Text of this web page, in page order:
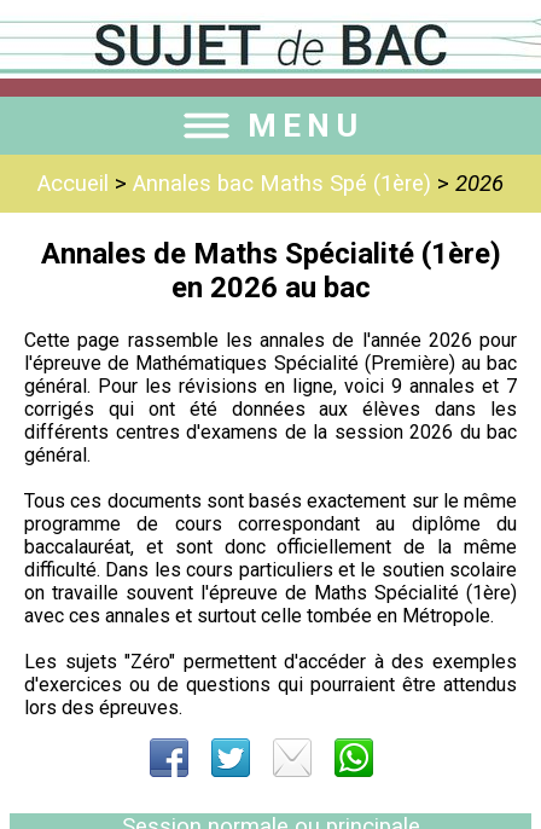
MENU
Accueil > Annales bac Maths Spé (1ère) > 2026
Annales de Maths Spécialité (1ère)
en 2026 au bac
Cette page rassemble les annales de l'année 2026 pour
l'épreuve de Mathématiques Spécialité (Première) au bac
général. Pour les révisions en ligne, voici 9 annales et 7
corrigés qui ont été données aux élèves dans les
différents centres d'examens de la session 2026 du bac
général.
Tous ces documents sont basés exactement sur le même
programme de cours correspondant au diplôme du
baccalauréat, et sont donc officiellement de la même
difficulté. Dans les cours particuliers et le soutien scolaire
on travaille souvent l'épreuve de Maths Spécialité (1ère)
avec ces annales et surtout celle tombée en Métropole.
Les sujets "Zéro" permettent d'accéder à des exemples
d'exercices ou de questions qui pourraient être attendus
lors des épreuves.